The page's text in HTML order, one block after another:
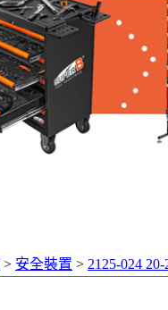
> 安全裝置 > 2125-024 20-